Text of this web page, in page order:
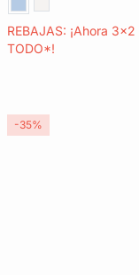
REBAJAS: ¡Ahora 3x2
TODO*!
-35%